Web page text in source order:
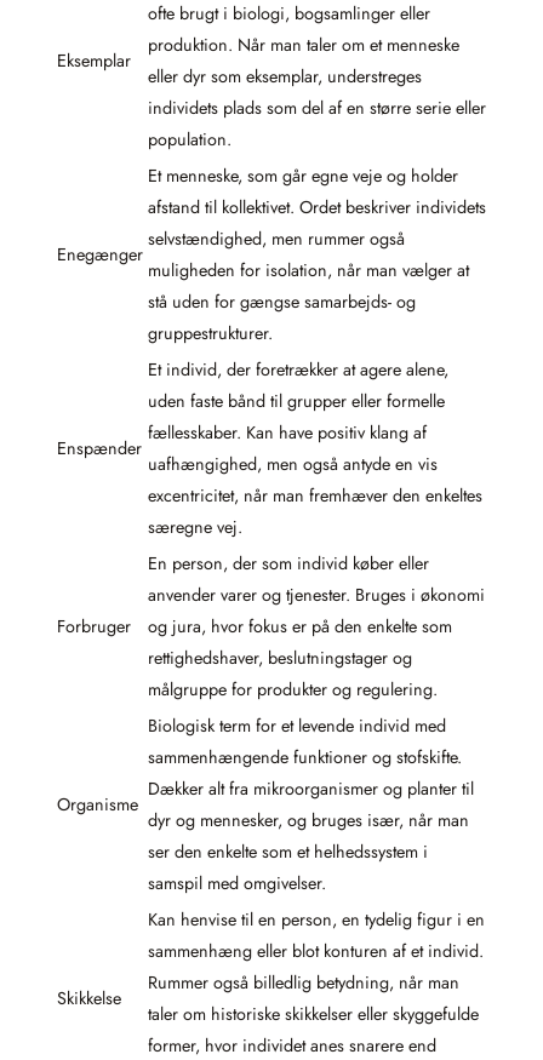
Eksemplar
ofte brugt i biologi, bogsamlinger eller
produktion. Når man taler om et menneske
eller dyr som eksemplar, understreges
individets plads som del af en større serie eller
population.
Enegænger
Et menneske, som går egne veje og holder
afstand til kollektivet. Ordet beskriver individets
selvstændighed, men rummer også
muligheden for isolation, når man vælger at
stå uden for gængse samarbejds- og
gruppestrukturer.
Enspænder
Et individ, der foretrækker at agere alene,
uden faste bånd til grupper eller formelle
fællesskaber. Kan have positiv klang af
uafhængighed, men også antyde en vis
excentricitet, når man fremhæver den enkeltes
særegne vej.
Forbruger
En person, der som individ køber eller
anvender varer og tjenester. Bruges i økonomi
og jura, hvor fokus er på den enkelte som
rettighedshaver, beslutningstager og
målgruppe for produkter og regulering.
Organisme
Biologisk term for et levende individ med
sammenhængende funktioner og stofskifte.
Dækker alt fra mikroorganismer og planter til
dyr og mennesker, og bruges især, når man
ser den enkelte som et helhedssystem i
samspil med omgivelser.
Skikkelse
Kan henvise til en person, en tydelig figur i en
sammenhæng eller blot konturen af et individ.
Rummer også billedlig betydning, når man
taler om historiske skikkelser eller skyggefulde
former, hvor individet anes snarere end